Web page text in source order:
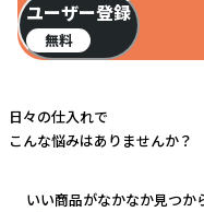
ユーザー登録
無料
日々の仕入れで
こんな悩みはありませんか？
いい商品がなかなか見つか